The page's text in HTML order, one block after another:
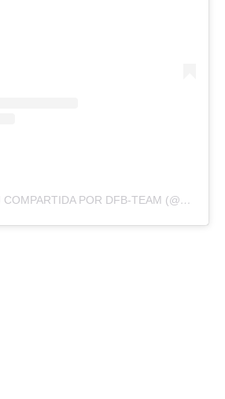
UNA PUBLICACIÓN COMPARTIDA POR DFB-TEAM (@DFB_TEAM)